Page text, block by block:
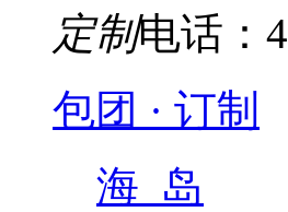
定制电话：
包团 · 订制
海 岛